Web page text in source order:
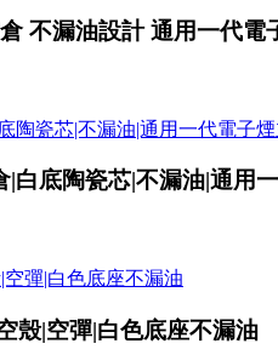
不漏油設計 通用一代電
白底陶瓷芯|不漏油|通用
殼|空彈|白色底座不漏油